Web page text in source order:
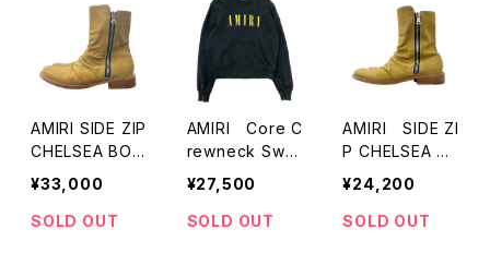
AMIRI SIDE ZIP
CHELSEA BOO
TS
¥33,000
SOLD OUT
AMIRI Core C
rewneck Swe
at
¥27,500
SOLD OUT
AMIRI SIDE ZI
P CHELSEA B
OOTS
¥24,200
SOLD OUT